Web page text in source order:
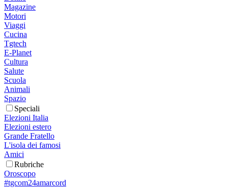
Magazine
Motori
Viaggi
Cucina
Tgtech
E-Planet
Cultura
Salute
Scuola
Animali
Spazio
Speciali
Elezioni Italia
Elezioni estero
Grande Fratello
L'isola dei famosi
Amici
Rubriche
Oroscopo
#tgcom24amarcord